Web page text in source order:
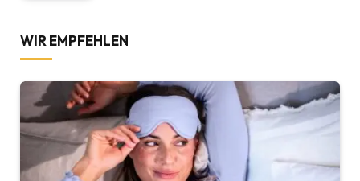
WIR EMPFEHLEN